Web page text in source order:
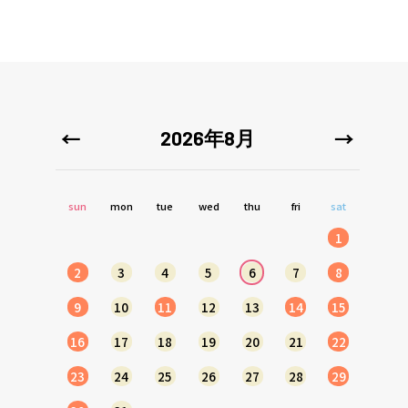
2026年8月
sun mon tue wed thu fri sat
1
2
3 4 5 6 7
8
9
10 11 12 13 14
15
16
17 18 19 20 21
22
23
24 25 26 27 28
29